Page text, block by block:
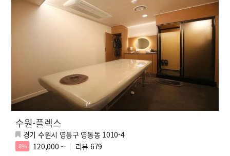
수원-플렉스
경기 수원시 영통구 영통동 1010-4
8% 120,000 ~ 리뷰 679